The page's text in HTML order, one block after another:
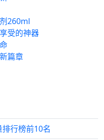
260ml
受的神器
篇章
行榜前10名